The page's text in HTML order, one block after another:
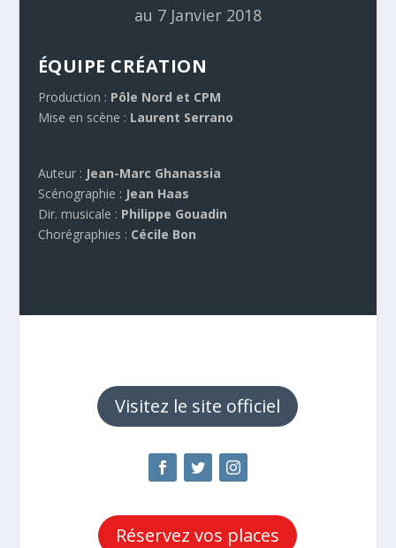
au 7 Janvier 2018
ÉQUIPE CRÉATION
Production : Pôle Nord et CPM
Mise en scène : Laurent Serrano
Auteur : Jean-Marc Ghanassia
Scénographie : Jean Haas
Dir. musicale : Philippe Gouadin
Chorégraphies : Cécile Bon
Visitez le site officiel
Réservez vos places